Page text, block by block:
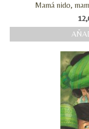
Mamá nido,